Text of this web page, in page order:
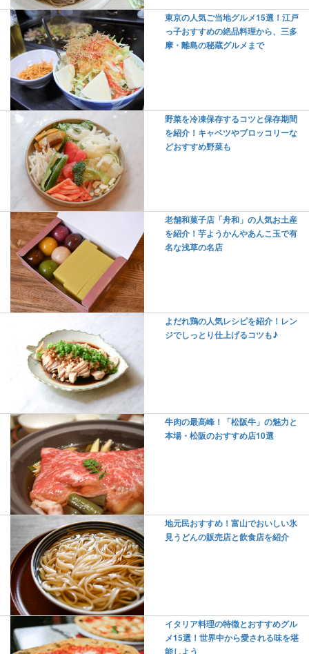
東京の人気ご当地グルメ15選！江戸
っ子おすすめの絶品料理から、三多
摩・離島の秘蔵グルメまで
野菜を冷凍保存するコツと保存期間
を紹介！キャベツやブロッコリーな
どおすすめ野菜も
老舗和菓子店「舟和」の人気お土産
を紹介！芋ようかんやあんこ玉で有
名な浅草の名店
よだれ鶏の人気レシピを紹介！レン
ジでしっとり仕上げるコツも♪
牛肉の最高峰！「松阪牛」の魅力と
本場・松阪のおすすめ店10選
地元民おすすめ！富山でおいしい氷
見うどんの販売店と飲食店を紹介
イタリア料理の特徴とおすすめグル
メ15選！世界中から愛される味を堪
能しよう